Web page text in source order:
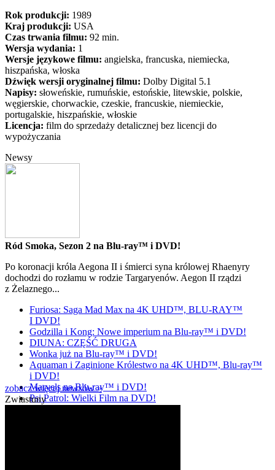
Rok produkcji: 1989
Kraj produkcji: USA
Czas trwania filmu: 92 min.
Wersja wydania: 1
Wersje językowe filmu: angielska, francuska, niemiecka,
hiszpańska, włoska
Dźwięk wersji oryginalnej filmu: Dolby Digital 5.1
Napisy: słoweńskie, rumuńskie, estońskie, litewskie, polskie,
węgierskie, chorwackie, czeskie, francuskie, niemieckie,
portugalskie, hiszpańskie, włoskie
Licencja: film do sprzedaży detalicznej bez licencji do
wypożyczania
Newsy
Ród Smoka, Sezon 2 na Blu-ray™ i DVD!
Po koronacji króla Aegona II i śmierci syna królowej Rhaenyry
dochodzi do rozłamu w rodzie Targaryenów. Aegon II rządzi
z Żelaznego...
Furiosa: Saga Mad Max na 4K UHD™, BLU-RAY™
I DVD!
Godzilla i Kong: Nowe imperium na Blu-ray™ i DVD!
DIUNA: CZĘŚĆ DRUGA
Wonka już na Blu-ray™ i DVD!
Aquaman i Zaginione Królestwo na 4K UHD™, Blu-ray™
i DVD!
Marvels na Blu-ray™ i DVD!
Psi Patrol: Wielki Film na DVD!
zobacz więcej newsów »
Zwiastuny